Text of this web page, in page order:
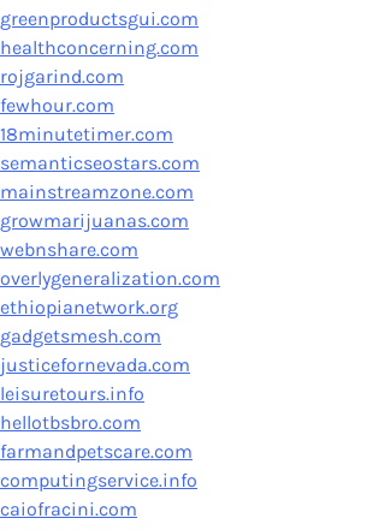
greenproductsgui.com
healthconcerning.com
rojgarind.com
fewhour.com
18minutetimer.com
semanticseostars.com
mainstreamzone.com
growmarijuanas.com
webnshare.com
overlygeneralization.com
ethiopianetwork.org
gadgetsmesh.com
justicefornevada.com
leisuretours.info
hellotbsbro.com
farmandpetscare.com
computingservice.info
caiofracini.com